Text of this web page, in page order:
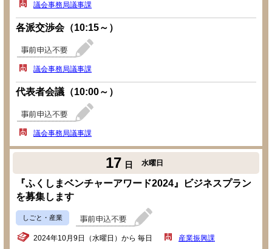
議会事務局議事課
各派交渉会（10:15～）
議会事務局議事課
代表者会議（10:00～）
議会事務局議事課
17 日 水曜日
『ふくしまベンチャーアワード2024』ビジネスプラン
を募集します
しごと・産業
2024年10月9日（水曜日）から 毎日 産業振興課